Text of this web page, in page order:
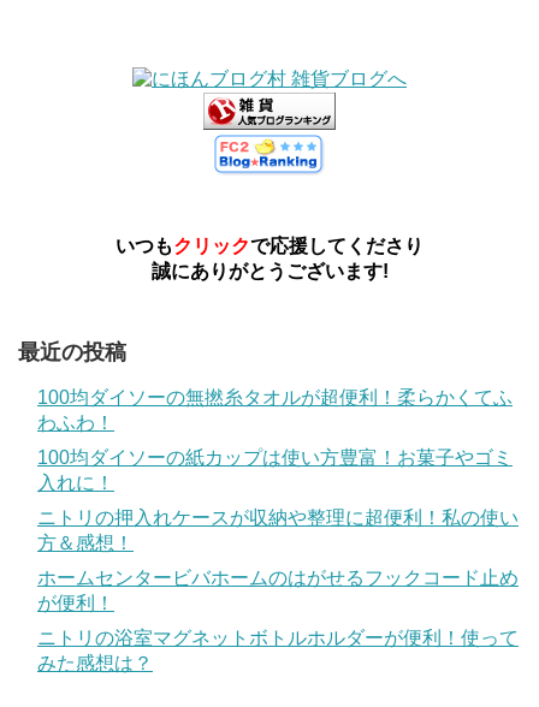
いつもクリックで応援してくださり
誠にありがとうございます!
最近の投稿
100均ダイソーの無撚糸タオルが超便利！柔らかくてふ
わふわ！
100均ダイソーの紙カップは使い方豊富！お菓子やゴミ
入れに！
ニトリの押入れケースが収納や整理に超便利！私の使い
方＆感想！
ホームセンタービバホームのはがせるフックコード止め
が便利！
ニトリの浴室マグネットボトルホルダーが便利！使って
みた感想は？